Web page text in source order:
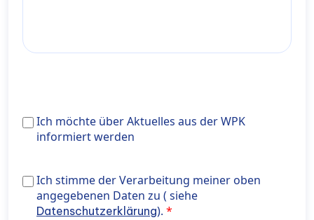
Ich
möchte
aus
der
WPK
Ich möchte über Aktuelles aus der WPK
informiert werden
Ich stimme der Verarbeitung meiner oben
Daten zu ( siehe <a href="https://wiener-
privatklinik.com/datenschutzerklaerung/"
Ich stimme der Verarbeitung meiner oben
angegebenen Daten zu ( siehe
Datenschutzerklärung).